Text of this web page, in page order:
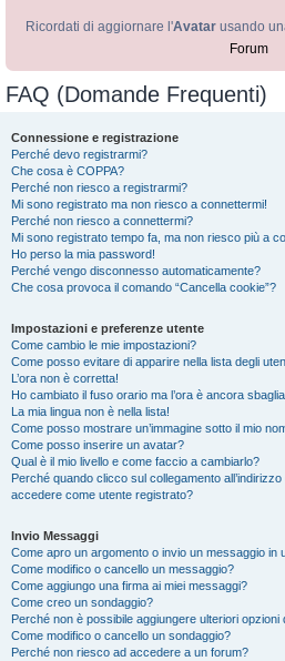
Ricordati di aggiornare l'Avatar usando
Forum
FAQ (Domande Frequenti)
Connessione e registrazione
Perché devo registrarmi?
Che cosa è COPPA?
Perché non riesco a registrarmi?
Mi sono registrato ma non riesco a connettermi!
Perché non riesco a connettermi?
Mi sono registrato tempo fa, ma non riesco più a
Ho perso la mia password!
Perché vengo disconnesso automaticamente?
Che cosa provoca il comando “Cancella cookie”?
Impostazioni e preferenze utente
Come cambio le mie impostazioni?
Come posso evitare di apparire nella lista degli
L’ora non è corretta!
Ho cambiato il fuso orario ma l’ora è ancora
La mia lingua non è nella lista!
Come posso mostrare un’immagine sotto il mio
Come posso inserire un avatar?
Qual è il mio livello e come faccio a cambiarlo?
Perché quando clicco sul collegamento
accedere come utente registrato?
Invio Messaggi
Come apro un argomento o invio un messaggio in
Come modifico o cancello un messaggio?
Come aggiungo una firma ai miei messaggi?
Come creo un sondaggio?
Perché non è possibile aggiungere ulteriori opzioni
Come modifico o cancello un sondaggio?
Perché non riesco ad accedere a un forum?